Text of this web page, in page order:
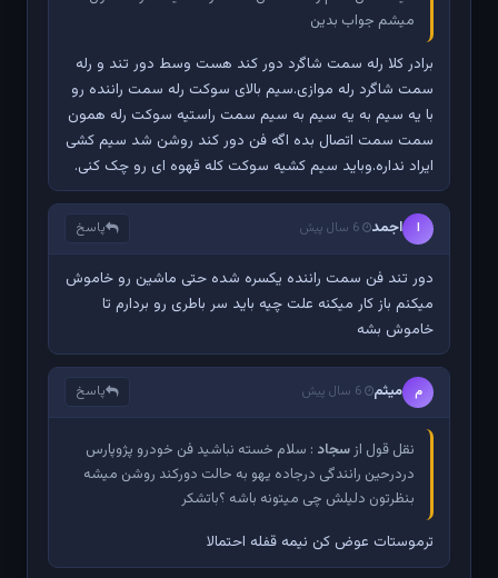
میشم جواب بدین
برادر کلا رله سمت شاگرد دور کند هست وسط دور تند و رله
سمت شاگرد رله موازی.سیم بالای سوکت رله سمت راننده رو
با یه سیم به یه سیم به سیم سمت راستیه سوکت رله همون
سمت سمت اتصال بده اگه فن دور کند روشن شد سیم کشی
ایراد نداره.وباید سیم کشیه سوکت کله قهوه ای رو چک کنی.
ا اجمد 6 سال پیش پاسخ
دور تند فن سمت راننده یکسره شده حتی ماشین رو خاموش
میکنم باز کار میکنه علت چیه باید سر باطری رو بردارم تا
خاموش بشه
م میثم 6 سال پیش پاسخ
نقل قول ازسجاد : سلام خسته نباشید فن خودرو پژوپارس
دردرحین رانندگی درجاده یهو به حالت دورکند روشن میشه
بنظرتون دلیلش چی میتونه باشه ؟باتشکر
ترموستات عوض کن نیمه قفله احتمالا